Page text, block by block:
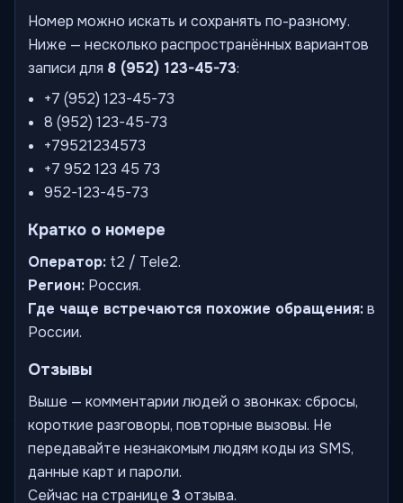
Номер можно искать и сохранять по-разному.
Ниже — несколько распространённых вариантов
записи для 8 (952) 123-45-73:
+7 (952) 123-45-73
8 (952) 123-45-73
+79521234573
+7 952 123 45 73
952-123-45-73
Кратко о номере
Оператор: t2 / Tele2.
Регион: Россия.
Где чаще встречаются похожие обращения:в
России.
Отзывы
Выше — комментарии людей о звонках: сбросы,
короткие разговоры, повторные вызовы. Не
передавайте незнакомым людям коды из SMS,
данные карт и пароли.
Сейчас на странице 3 отзыва.